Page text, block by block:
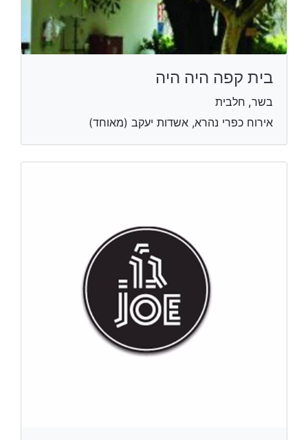
בית קפה היה היה
בשר, חלבית
אירוח כפרי נהרא, אשדות יעקב (מאוחד)